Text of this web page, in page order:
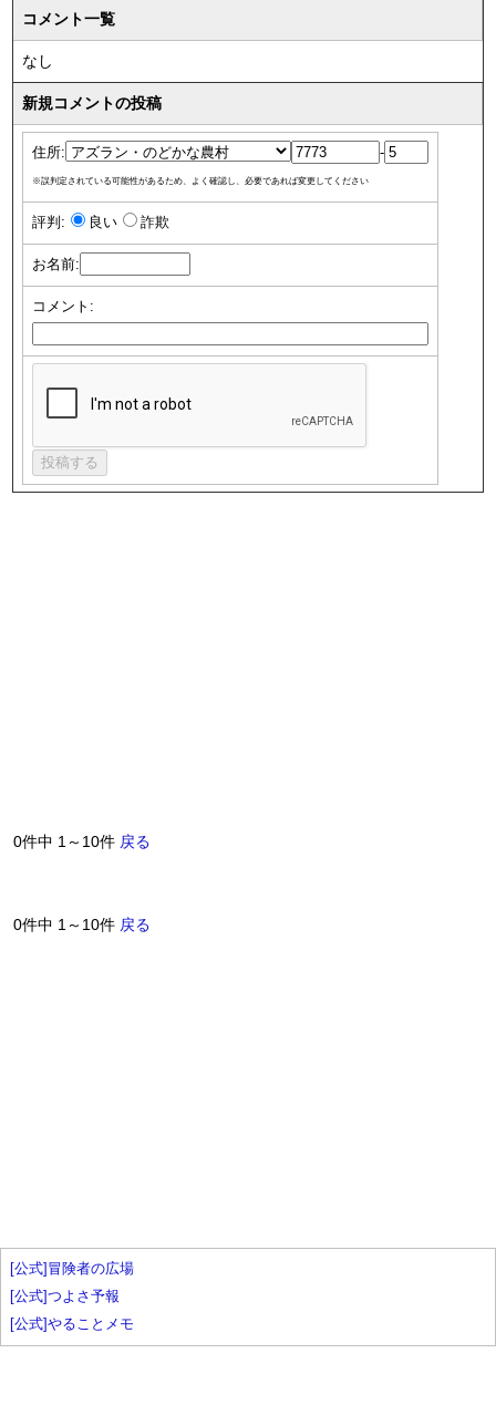
コメント一覧
なし
新規コメントの投稿
住所: -
※誤判定されている可能性があるため、よく確認し、必要であれば変更してください
評判: 良い 詐欺
お名前:
コメント:
0件中 1～10件 戻る
0件中 1～10件 戻る
[公式]冒険者の広場
[公式]つよさ予報
[公式]やることメモ